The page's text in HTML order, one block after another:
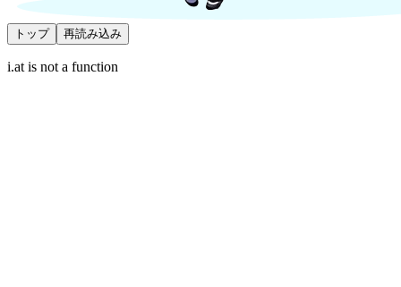
トップ 再読み込み
i.at is not a function